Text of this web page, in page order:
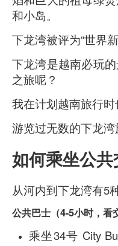
和小岛。
下龙湾被评为“世界
下龙湾是越南必玩
之旅呢？
我在计划越南旅行时
游览过无数的下龙湾
如何乘坐公
从河内到下龙湾有5
公共巴士（4-5小时，看
乘坐34号 City
This is my first time to
Chatswood, Hurstville,